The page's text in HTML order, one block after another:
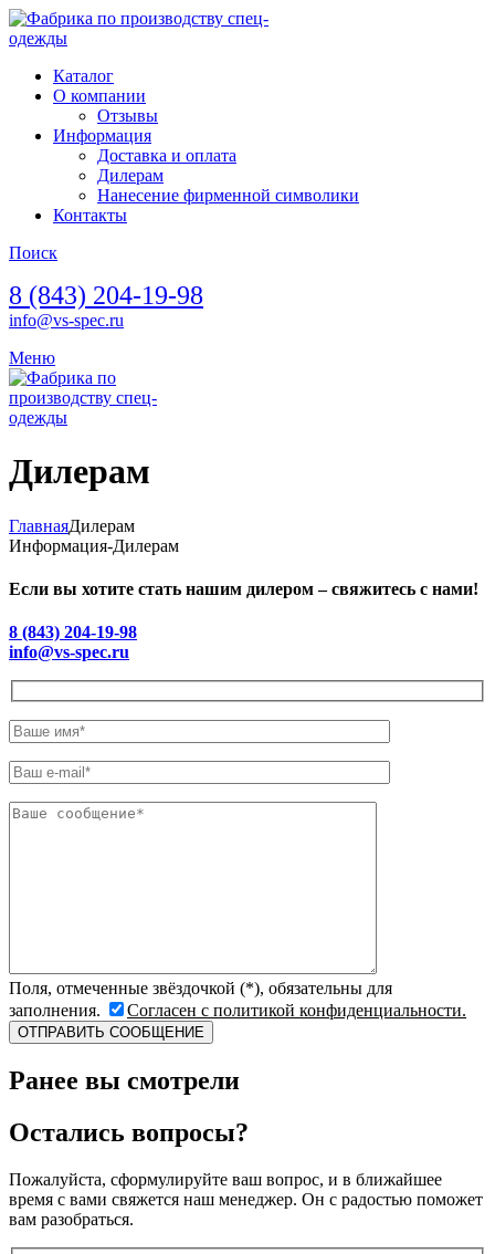
Каталог
О компании
Отзывы
Информация
Доставка и оплата
Дилерам
Нанесение фирменной символики
Контакты
Поиск
8 (843) 204-19-98
info@vs-spec.ru
Меню
Дилерам
ГлавнаяДилерам
Информация-Дилерам
Если вы хотите стать нашим дилером – свяжитесь с нами!
8 (843) 204-19-98
info@vs-spec.ru
Поля, отмеченные звёздочкой (*), обязательны для
заполнения.
Согласен с политикой конфиденциальности.
Ранее вы смотрели
Остались вопросы?
Пожалуйста, сформулируйте ваш вопрос, и в ближайшее
время с вами свяжется наш менеджер. Он с радостью поможет
вам разобраться.